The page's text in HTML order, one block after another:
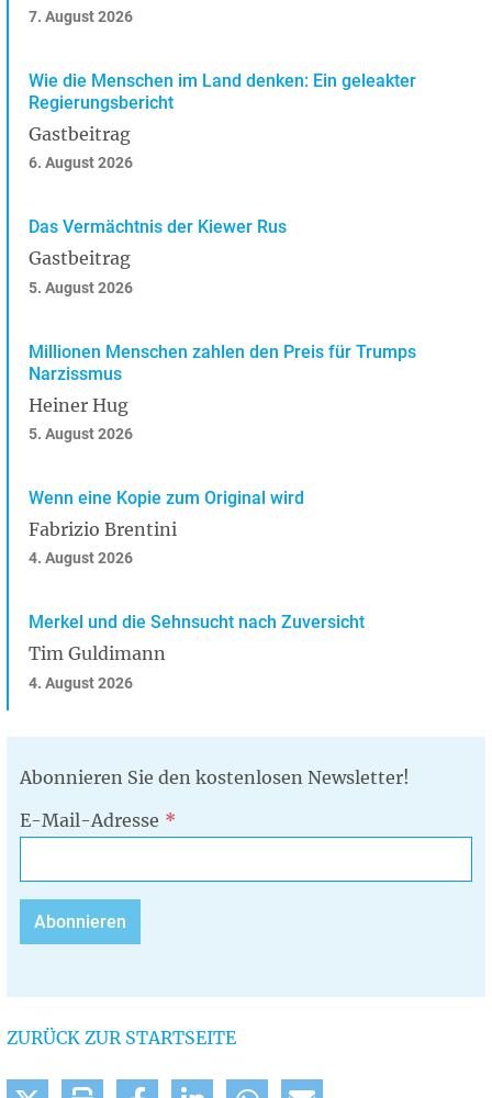
7. August 2026
Wie die Menschen im Land denken: Ein geleakter
Regierungsbericht
Gastbeitrag
6. August 2026
Das Vermächtnis der Kiewer Rus
Gastbeitrag
5. August 2026
Millionen Menschen zahlen den Preis für Trumps
Narzissmus
Heiner Hug
5. August 2026
Wenn eine Kopie zum Original wird
Fabrizio Brentini
4. August 2026
Merkel und die Sehnsucht nach Zuversicht
Tim Guldimann
4. August 2026
Abonnieren Sie den kostenlosen Newsletter!
E-Mail-Adresse
ZURÜCK ZUR STARTSEITE